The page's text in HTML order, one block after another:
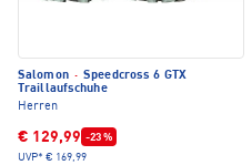
Salomon · Speedcross 6 GTX
Traillaufschuhe
Herren
€ 129,99 -23 %
UVP* € 169,99